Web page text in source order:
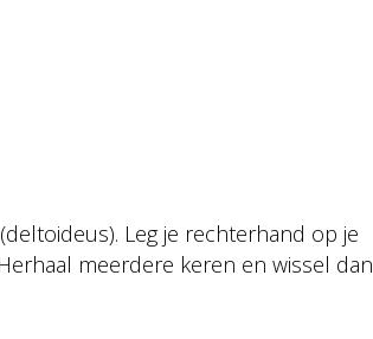
Leg je rechterhand op je
meerdere keren en wissel dan